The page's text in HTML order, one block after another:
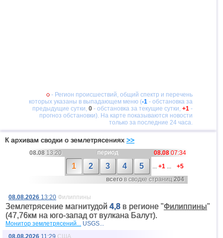
- Регион происшествий, общий спектр и перечень
которых указаны в выпадающем меню (-1 - обстановка за
предыдущие сутки,0 - обстановка за текущие сутки,+1 -
прогноз обстановки). На карте показываются новости
только за последние 24 часа.
К архивам сводки о землетрясениях >>
08.08 13:20 период 08.08 07:34
1 2 3 4 5 ...+1 ...
+5
всегов сводке страниц204
08.08.2026 13:20 Филиппины
Землетрясение магнитудой 4,8 в регионе "Филиппины"
(47,76км на юго-запад от вyлкана Балут).
Монитор землетрясений... USGS...
08.08.2026 11:29 США